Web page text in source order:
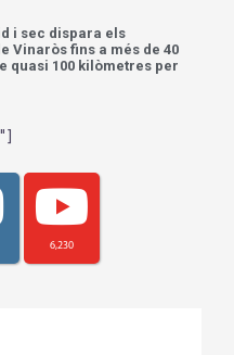
i sec dispara els
Vinaròs fins a més de 40
quasi 100 kilòmetres per
6,230